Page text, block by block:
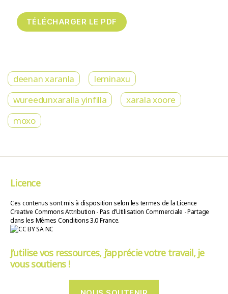
deenan xaranla
leminaxu
wureedunxaralla yinfilla
xarala xoore
moxo
Licence
Ces contenus sont mis à disposition selon les termes de la Licence
Creative Commons Attribution - Pas d’Utilisation Commerciale - Partage
dans les Mêmes Conditions 3.0 France.
J’utilise vos ressources, j’apprécie votre travail, je
vous soutiens !